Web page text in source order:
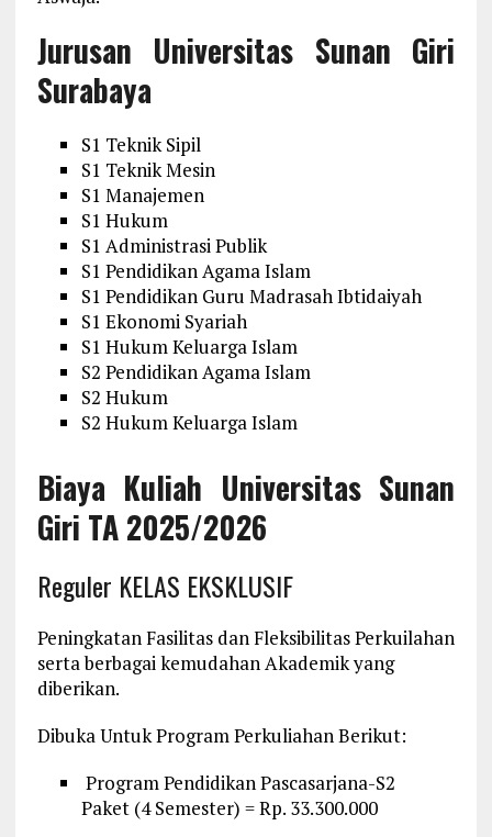
Jurusan Universitas Sunan Giri
Surabaya
S1 Teknik Sipil
S1 Teknik Mesin
S1 Manajemen
S1 Hukum
S1 Administrasi Publik
S1 Pendidikan Agama Islam
S1 Pendidikan Guru Madrasah Ibtidaiyah
S1 Ekonomi Syariah
S1 Hukum Keluarga Islam
S2 Pendidikan Agama Islam
S2 Hukum
S2 Hukum Keluarga Islam
Biaya Kuliah Universitas Sunan
Giri TA 2025/2026
Reguler KELAS EKSKLUSIF
Peningkatan Fasilitas dan Fleksibilitas Perkuilahan
serta berbagai kemudahan Akademik yang
diberikan.
Dibuka Untuk Program Perkuliahan Berikut:
Program Pendidikan Pascasarjana-S2
Paket (4 Semester) = Rp. 33.300.000